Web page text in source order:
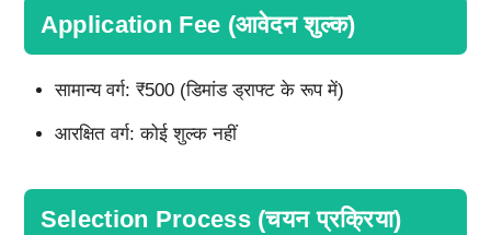
Application Fee (आवेदन शुल्क)
सामान्य वर्ग: ₹500 (डिमांड ड्राफ्ट के रूप में)
आरक्षित वर्ग: कोई शुल्क नहीं
Selection Process (चयन प्रक्रिया)